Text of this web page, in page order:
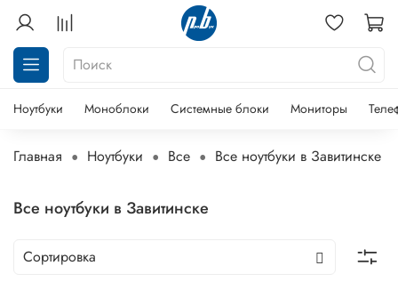
Ноутбуки Моноблоки Системные блоки Мониторы
Главная Ноутбуки Все Все ноутбуки в Завитинске
Все ноутбуки в Завитинске